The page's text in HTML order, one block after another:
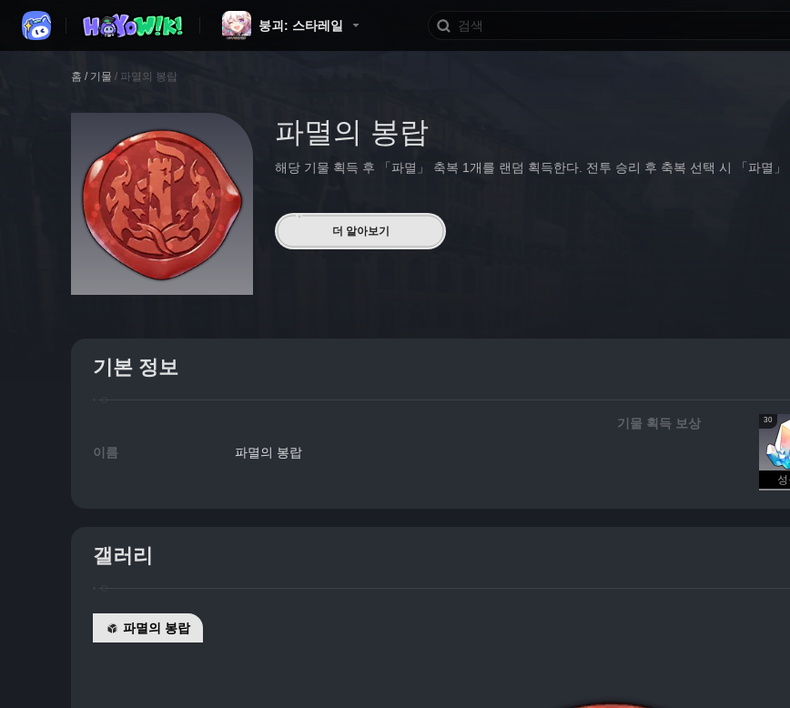
붕괴: 스타레일
홈 / 기물 / 파멸의 봉랍
파멸의 봉랍
해당 기물 획득 후 「파멸」 축복 1개를 랜덤 획득한다. 전투 승리 후 축복 선택 시 「파멸
더 알아보기
기본 정보
이름 파멸의 봉랍
기물 획득 보상 30
갤러리
파멸의 봉랍